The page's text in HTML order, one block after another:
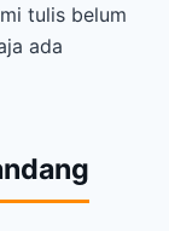
tulis belum
ada